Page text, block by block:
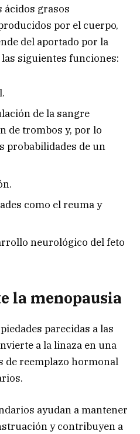
ácidos grasos
por el cuerpo,
del aportado por la
siguientes funciones:
de la sangre
de trombos y, por lo
probabilidades de un
como el reuma y
neurológico del feto
la menopausia
parecidas a las
a la linaza en una
de reemplazo hormonal
ayudan a mantener
y contribuyen a